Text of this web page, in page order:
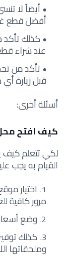
أيضاً لا
أفضل قطع
كذلك
عند شراء
تأكد من
قبل زيارة
أسئلة أخرى:
كيف افتح
لكي تتعلم كيف
القيام به يجب
اختيار
مرور كافية
وضع
كذلك
وملحقاتها